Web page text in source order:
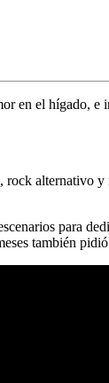
en el hígado, e
rock alternativo y
para
también